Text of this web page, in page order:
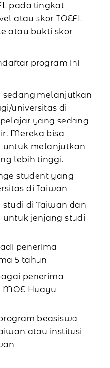
pada tingkat
atau skor TOEFL
atau bukti skor
program ini
sedang melanjutkan
universitas di
yang sedang
Mereka bisa
untuk melanjutkan
lebih tinggi.
student yang
di Taiwan
di Taiwan dan
jenjang studi
penerima
5 tahun
penerima
MOE Huayu
beasiswa
atau institusi